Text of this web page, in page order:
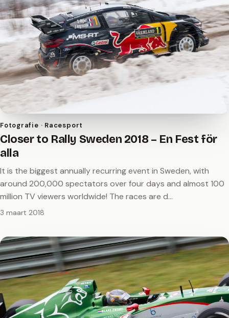
Fotografie · Racesport
Closer to Rally Sweden 2018 – En Fest för
alla
It is the biggest annually recurring event in Sweden, with
around 200,000 spectators over four days and almost 100
million TV viewers worldwide! The races are d…
3 maart 2018